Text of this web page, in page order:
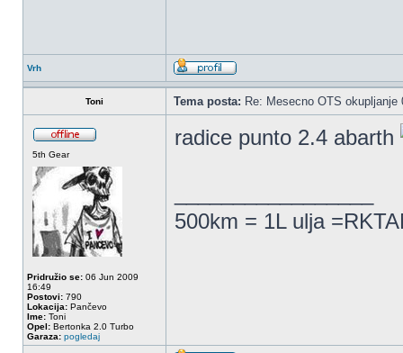
Vrh
Toni Tema posta: Re: Mesecno OTS
5th Gear
Pridružio se: 06 Jun 2009
16:49
Postovi: 790
Lokacija: Pančevo
Ime: Toni
Opel: Bertonka 2.0 Turbo
Garaza: pogledaj
radice punto 2.4 abarth
500km = 1L ulja